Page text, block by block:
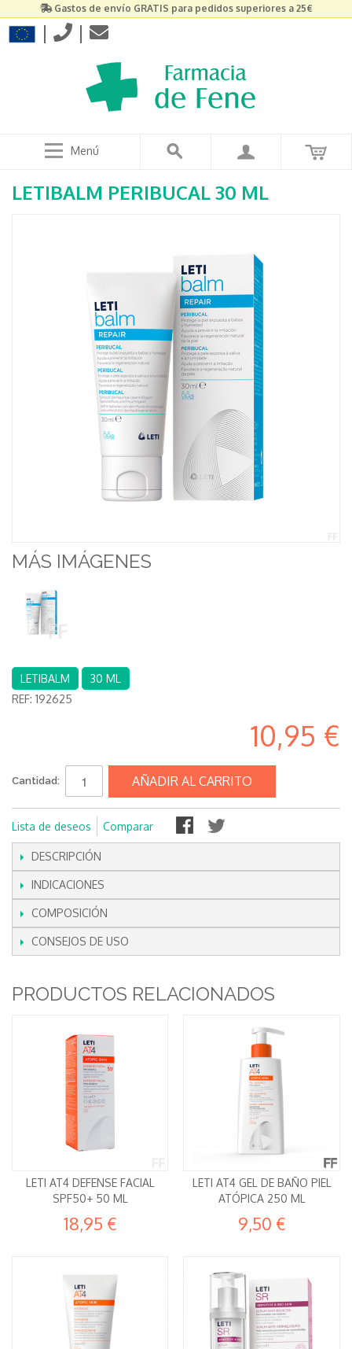
Gastos de envío GRATIS para pedidos superiores a 25€
| |
Menú
LETIBALM PERIBUCAL 30 ML
MÁS IMÁGENES
LETIBALM
30 ML
REF: 192625
10,95 €
Cantidad: AÑADIR AL CARRITO
Lista de deseos Comparar
DESCRIPCIÓN
INDICACIONES
COMPOSICIÓN
CONSEJOS DE USO
PRODUCTOS RELACIONADOS
LETI AT4 DEFENSE FACIAL
SPF50+ 50 ML
18,95 €
LETI AT4 GEL DE BAÑO PIEL
ATÓPICA 250 ML
9,50 €